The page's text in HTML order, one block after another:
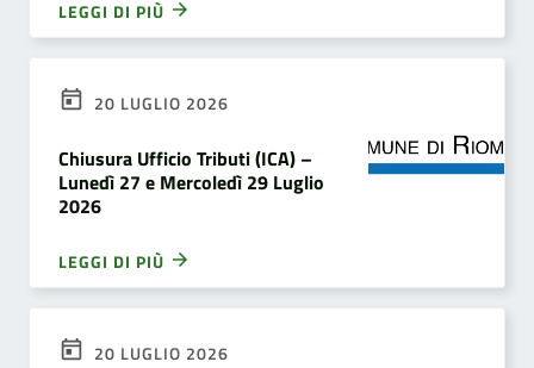
LEGGI DI PIÙ
20 LUGLIO 2026
Chiusura Ufficio Tributi (ICA) –
Lunedì 27 e Mercoledì 29 Luglio
2026
LEGGI DI PIÙ
20 LUGLIO 2026